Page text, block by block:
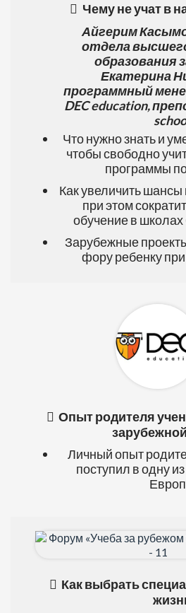
Чему не учат в
Айгерим
отдела
образования
Екатерина
программный
DEC education,
Что нужно знать и
чтобы свободно
программы
Как увеличить шансы
при этом
обучение в
Зарубежные
фору ребенку
Опыт родителя
Личный опыт
поступил в одну
Как выбрать